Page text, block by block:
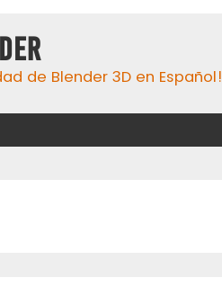
de Blender 3D en Español!